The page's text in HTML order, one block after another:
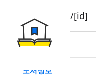
book/rent/[id]
대여
도서정보